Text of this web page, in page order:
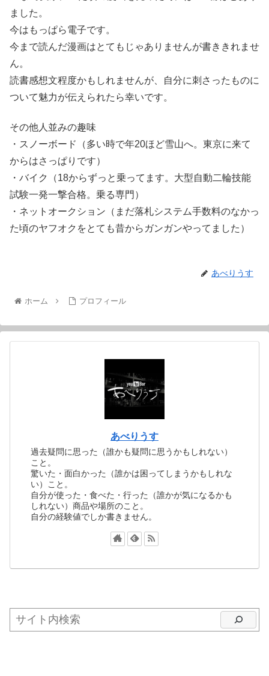
ました。
今はもっぱら電子です。
今まで読んだ漫画はとてもじゃありませんが書ききれませ
ん。
読書感想文程度かもしれませんが、自分に刺さったものに
ついて魅力が伝えられたら幸いです。
その他人並みの趣味
・スノーボード（多い時で年20ほど雪山へ。東京に来て
からはさっぱりです）
・バイク（18からずっと乗ってます。大型自動二輪技能
試験一発一撃合格。乗る専門）
・ネットオークション（まだ落札システム手数料のなかっ
た頃のヤフオクをとても昔からガンガンやってました）
あべりうす
ホーム プロフィール
あべりうす
過去疑問に思った（誰かも疑問に思うかもしれない）
こと。
驚いた・面白かった（誰かは困ってしまうかもしれな
い）こと。
自分が使った・食べた・行った（誰かが気になるかも
しれない）商品や場所のこと。
自分の経験値でしか書きません。